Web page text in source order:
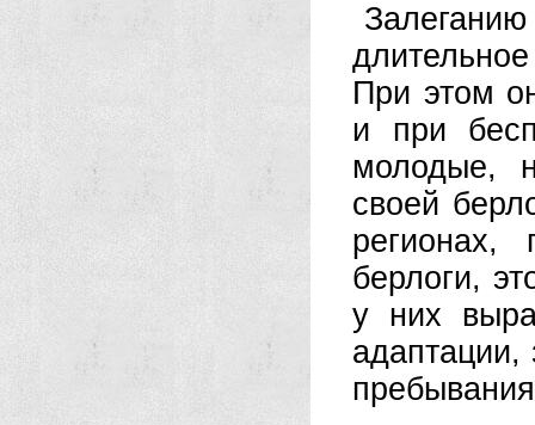
При этом
и при
молодые,
своей
регионах,
берлоги,
у них